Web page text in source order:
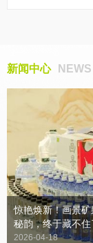
新闻中心
惊艳焕新！画景
秘韵，终于藏不住
2026-04-18